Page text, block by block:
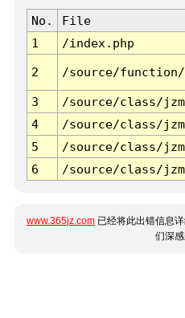
No. File
1
/index.php
2 /source/function/
3 /source/class/
4
/source/class/
5
/source/class/
6
/source/class/
www.365jz.com 已经将此出错信息
们深